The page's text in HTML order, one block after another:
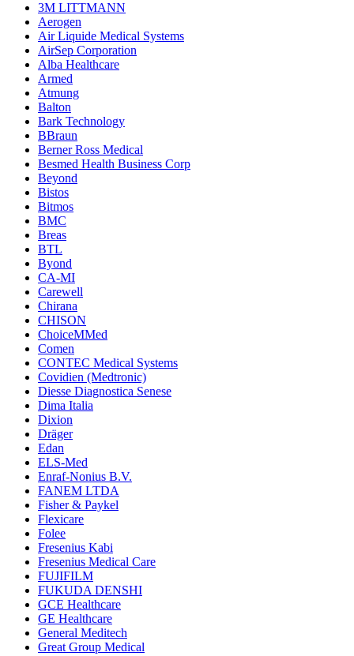
3M LITTMANN
Aerogen
Air Liquide Medical Systems
AirSep Corporation
Alba Healthcare
Armed
Atmung
Balton
Bark Technology
BBraun
Berner Ross Medical
Besmed Health Business Corp
Beyond
Bistos
Bitmos
BMC
Breas
BTL
Byond
CA-MI
Carewell
Chirana
CHISON
ChoiceMMed
Comen
CONTEC Medical Systems
Covidien (Medtronic)
Diesse Diagnostica Senese
Dima Italia
Dixion
Dräger
Edan
ELS-Med
Enraf-Nonius B.V.
FANEM LTDA
Fisher & Paykel
Flexicare
Folee
Fresenius Kabi
Fresenius Medical Care
FUJIFILM
FUKUDA DENSHI
GCE Healthcare
GE Healthcare
General Meditech
Great Group Medical